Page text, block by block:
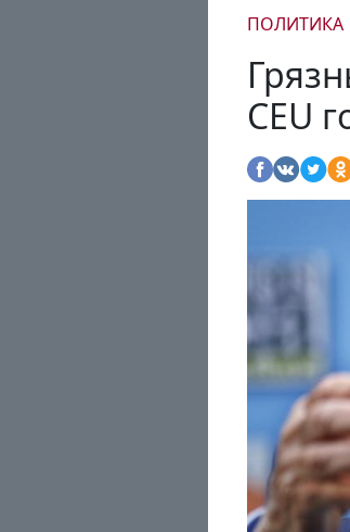
ПОЛИТИКА
CEU